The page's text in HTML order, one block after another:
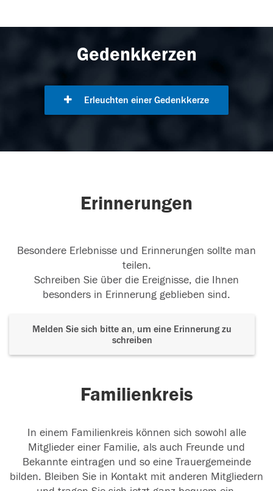
Gedenkkerzen
Erleuchten einer Gedenkkerze
Erinnerungen
Besondere Erlebnisse und Erinnerungen sollte man
teilen.
Schreiben Sie über die Ereignisse, die Ihnen
besonders in Erinnerung geblieben sind.
Melden Sie sich bitte an, um eine Erinnerung zu
schreiben
Familienkreis
In einem Familienkreis können sich sowohl alle
Mitglieder einer Familie, als auch Freunde und
Bekannte eintragen und so eine Trauergemeinde
bilden. Bleiben Sie in Kontakt mit anderen Mitgliedern